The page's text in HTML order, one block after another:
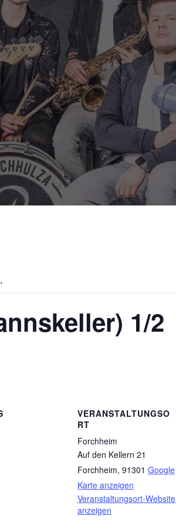
1/2
VERANSTALTUNGSO
RT
Forchheim
Auf den Kellern 21
Forchheim, 91301 Google
Karte anzeigen
Veranstaltungsort-Website
anzeigen